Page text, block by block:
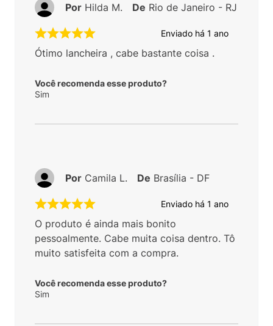
Enviado há 1 ano
Ótimo lancheira , cabe bastante coisa .
Você recomenda esse produto?
Sim
Por Hilda M. De Rio de Janeiro - RJ
Enviado há 1 ano
O produto é ainda mais bonito
pessoalmente. Cabe muita coisa dentro. Tô
muito satisfeita com a compra.
Você recomenda esse produto?
Sim
Por Camila L. De Brasília - DF